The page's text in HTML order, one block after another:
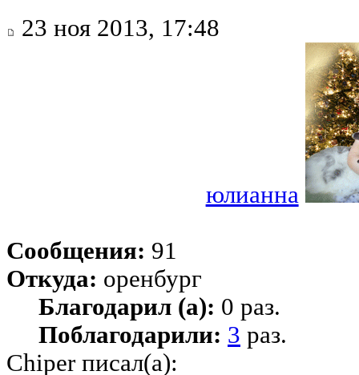
23 ноя 2013, 17:48
юлианна
Сообщения: 91
Откуда: оренбург
Благодарил (а): 0 раз.
Поблагодарили: 3 раз.
Chiper писал(а):